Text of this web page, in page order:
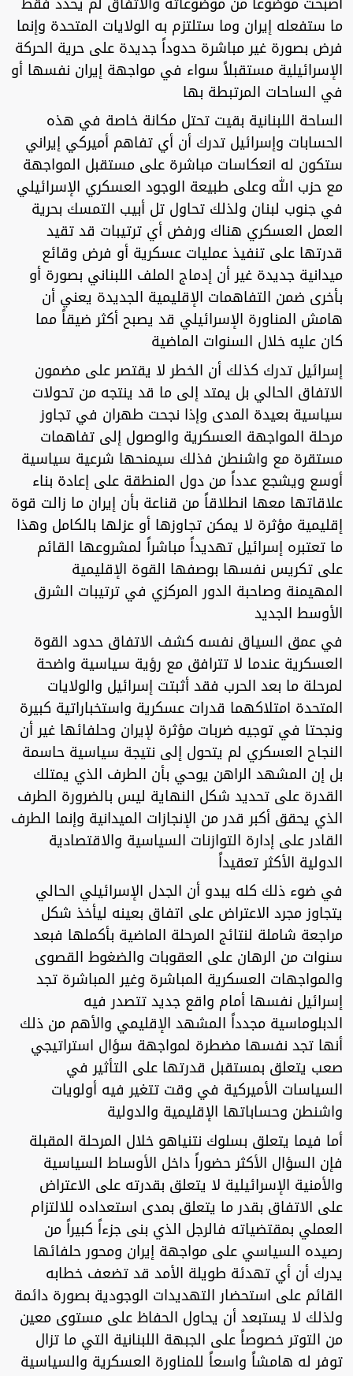
ما ستفعله إيران وما ستلتزم به الولايات المتحدة وإنما
فرض بصورة غير مباشرة حدوداً جديدة على حرية الحركة
الإسرائيلية مستقبلاً سواء في مواجهة إيران نفسها أو
في الساحات المرتبطة بها
الساحة اللبنانية بقيت تحتل مكانة خاصة في هذه
الحسابات وإسرائيل تدرك أن أي تفاهم أميركي إيراني
ستكون له انعكاسات مباشرة على مستقبل المواجهة
مع حزب الله وعلى طبيعة الوجود العسكري الإسرائيلي
في جنوب لبنان ولذلك تحاول تل أبيب التمسك بحرية
العمل العسكري هناك ورفض أي ترتيبات قد تقيد
قدرتها على تنفيذ عمليات عسكرية أو فرض وقائع
ميدانية جديدة غير أن إدماج الملف اللبناني بصورة أو
بأخرى ضمن التفاهمات الإقليمية الجديدة يعني أن
هامش المناورة الإسرائيلي قد يصبح أكثر ضيقاً مما
كان عليه خلال السنوات الماضية
إسرائيل تدرك كذلك أن الخطر لا يقتصر على مضمون
الاتفاق الحالي بل يمتد إلى ما قد ينتجه من تحولات
سياسية بعيدة المدى وإذا نجحت طهران في تجاوز
مرحلة المواجهة العسكرية والوصول إلى تفاهمات
مستقرة مع واشنطن فذلك سيمنحها شرعية سياسية
أوسع ويشجع عدداً من دول المنطقة على إعادة بناء
علاقاتها معها انطلاقاً من قناعة بأن إيران ما زالت قوة
إقليمية مؤثرة لا يمكن تجاوزها أو عزلها بالكامل وهذا
ما تعتبره إسرائيل تهديداً مباشراً لمشروعها القائم
على تكريس نفسها بوصفها القوة الإقليمية
المهيمنة وصاحبة الدور المركزي في ترتيبات الشرق
الأوسط الجديد
في عمق السياق نفسه كشف الاتفاق حدود القوة
العسكرية عندما لا تترافق مع رؤية سياسية واضحة
لمرحلة ما بعد الحرب فقد أثبتت إسرائيل والولايات
المتحدة امتلاكهما قدرات عسكرية واستخباراتية كبيرة
ونجحتا في توجيه ضربات مؤثرة لإيران وحلفائها غير أن
النجاح العسكري لم يتحول إلى نتيجة سياسية حاسمة
بل إن المشهد الراهن يوحي بأن الطرف الذي يمتلك
القدرة على تحديد شكل النهاية ليس بالضرورة الطرف
الذي يحقق أكبر قدر من الإنجازات الميدانية وإنما الطرف
القادر على إدارة التوازنات السياسية والاقتصادية
الدولية الأكثر تعقيداً
في ضوء ذلك كله يبدو أن الجدل الإسرائيلي الحالي
يتجاوز مجرد الاعتراض على اتفاق بعينه ليأخذ شكل
مراجعة شاملة لنتائج المرحلة الماضية بأكملها فبعد
سنوات من الرهان على العقوبات والضغوط القصوى
والمواجهات العسكرية المباشرة وغير المباشرة تجد
إسرائيل نفسها أمام واقع جديد تتصدر فيه
الدبلوماسية مجدداً المشهد الإقليمي والأهم من ذلك
أنها تجد نفسها مضطرة لمواجهة سؤال استراتيجي
صعب يتعلق بمستقبل قدرتها على التأثير في
السياسات الأميركية في وقت تتغير فيه أولويات
واشنطن وحساباتها الإقليمية والدولية
أما فيما يتعلق بسلوك نتنياهو خلال المرحلة المقبلة
فإن السؤال الأكثر حضوراً داخل الأوساط السياسية
والأمنية الإسرائيلية لا يتعلق بقدرته على الاعتراض
على الاتفاق بقدر ما يتعلق بمدى استعداده للالتزام
العملي بمقتضياته فالرجل الذي بنى جزءاً كبيراً من
رصيده السياسي على مواجهة إيران ومحور حلفائها
يدرك أن أي تهدئة طويلة الأمد قد تضعف خطابه
القائم على استحضار التهديدات الوجودية بصورة دائمة
ولذلك لا يستبعد أن يحاول الحفاظ على مستوى معين
من التوتر خصوصاً على الجبهة اللبنانية التي ما تزال
توفر له هامشاً واسعاً للمناورة العسكرية والسياسية